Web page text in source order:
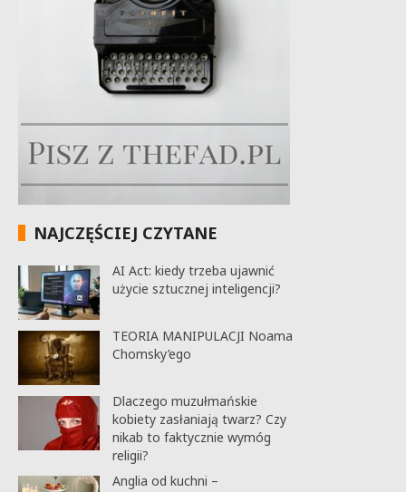
NAJCZĘŚCIEJ CZYTANE
AI Act: kiedy trzeba ujawnić
użycie sztucznej inteligencji?
TEORIA MANIPULACJI Noama
Chomsky’ego
Dlaczego muzułmańskie
kobiety zasłaniają twarz? Czy
nikab to faktycznie wymóg
religii?
Anglia od kuchni –